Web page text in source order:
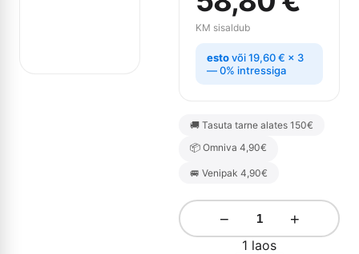
KM sisaldub
estovõi19,60€ × 3
— 0% intressiga
🚚 Tasuta tarne alates 150€
📦 Omniva 4,90€
🚐 Venipak 4,90€
− +
1 laos